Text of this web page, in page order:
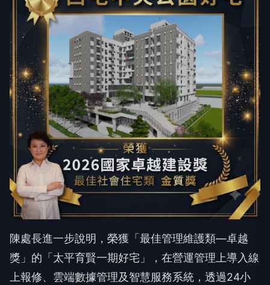
陳處長進一步說明，榮獲「最佳管理維護類—卓越
獎」的「太平育賢一期好宅」，在營運管理上導入線
上報修、雲端數據管理及智慧服務系統，透過24小